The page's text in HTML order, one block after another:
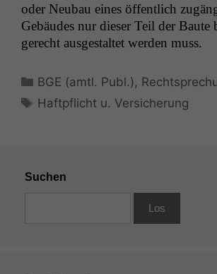
oder Neubau eines öffentlich
Gebäudes nur dieser Teil der
gerecht aus­gestal­tet wer­den muss.
Kategorien
BGE (amtl. Publ.) ,
Schlagwörter
Haftpflicht u. Versicherung
Suchen